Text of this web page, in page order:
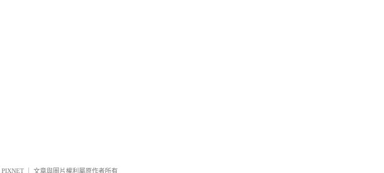
PIXNET 文章與圖片權利屬原作者所有